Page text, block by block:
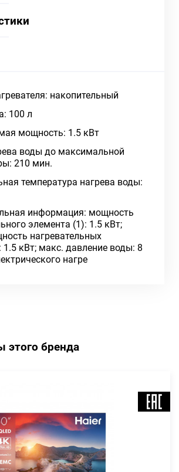
накопительный
100 л
мощность: 1.5 кВт
воды до максимальной
210 мин.
температура нагрева воды:
информация: мощность
элемента (1): 1.5 кВт;
нагревательных
1.5 кВт; макс. давление воды: 8
нагре
этого бренда